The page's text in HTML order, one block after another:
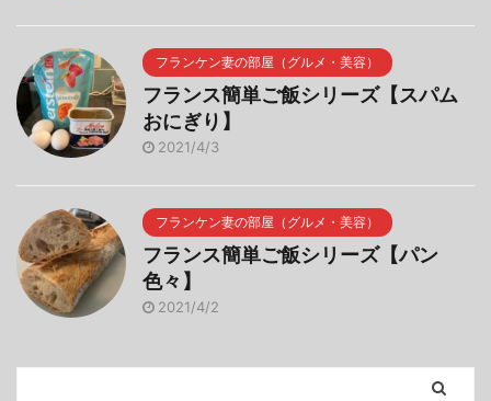
フランケン妻の部屋（グルメ・美容）
フランス簡単ご飯シリーズ【スパム
おにぎり】
2021/4/3
フランケン妻の部屋（グルメ・美容）
フランス簡単ご飯シリーズ【パン
色々】
2021/4/2